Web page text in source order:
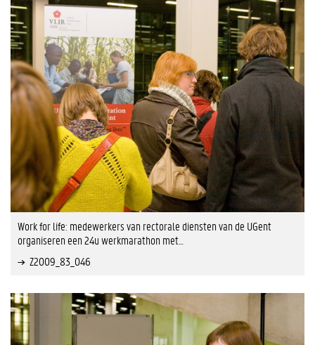
Work for life: medewerkers van rectorale diensten van de UGent
organiseren een 24u werkmarathon met…
Z2009_83_046